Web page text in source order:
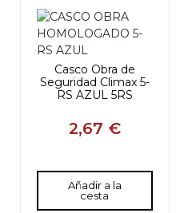
Casco Obra de
Seguridad Climax 5-
RS AZUL 5RS
2,67 €
Añadir a la
cesta